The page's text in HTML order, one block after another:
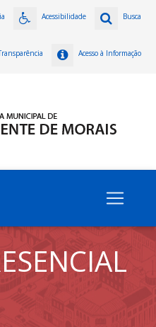
Busca
Acessibilidade
Acesso à Informação